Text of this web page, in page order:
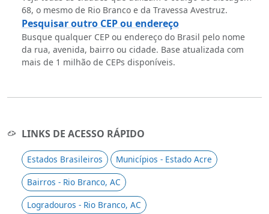
68, o mesmo de Rio Branco e da Travessa Avestruz.
Pesquisar outro CEP ou endereço
Busque qualquer CEP ou endereço do Brasil pelo nome
da rua, avenida, bairro ou cidade. Base atualizada com
mais de 1 milhão de CEPs disponíveis.
LINKS DE ACESSO RÁPIDO
Estados Brasileiros
Municípios - Estado Acre
Bairros - Rio Branco, AC
Logradouros - Rio Branco, AC